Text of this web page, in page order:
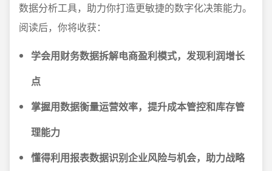
数据分析工具，助力你打造更敏捷的数字化决策能力。
阅读后，你将收获：
学会用财务数据拆解电商盈利模式，发现利润增长
点
掌握用数据衡量运营效率，提升成本管控和库存管
理能力
懂得利用报表数据识别企业风险与机会，助力战略